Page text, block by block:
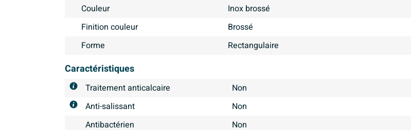
Couleur
Inox brossé
Finition couleur
brossé
Forme
Rectangulaire
Caractéristiques
Traitement anticalcaire
Non
Anti-salissant
Non
Antibactérien
Non